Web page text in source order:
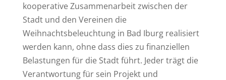
kooperative Zusammenarbeit zwischen der
Stadt und den Vereinen die
Weihnachtsbeleuchtung in Bad Iburg realisiert
werden kann, ohne dass dies zu finanziellen
Belastungen für die Stadt führt. Jeder trägt die
Verantwortung für sein Projekt und